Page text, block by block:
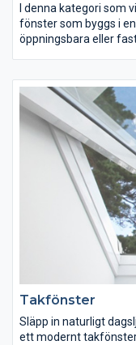
I denna kategori som
fönster som byggs i
öppningsbara eller
Takfönster
Släpp in naturligt
ett modernt